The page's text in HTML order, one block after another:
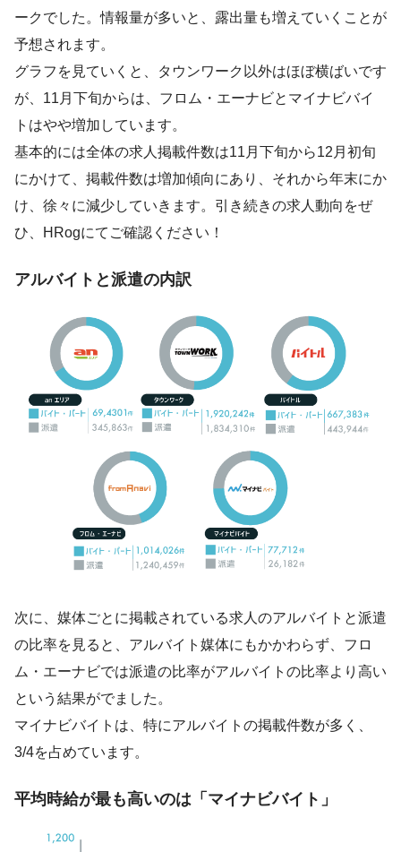
ークでした。情報量が多いと、露出量も増えていくことが
予想されます。
グラフを見ていくと、タウンワーク以外はほぼ横ばいです
が、11月下旬からは、フロム・エーナビとマイナビバイ
トはやや増加しています。
基本的には全体の求人掲載件数は11月下旬から12月初旬
にかけて、掲載件数は増加傾向にあり、それから年末にか
け、徐々に減少していきます。引き続きの求人動向をぜ
ひ、HRogにてご確認ください！
アルバイトと派遣の内訳
次に、媒体ごとに掲載されている求人のアルバイトと派遣
の比率を見ると、アルバイト媒体にもかかわらず、フロ
ム・エーナビでは派遣の比率がアルバイトの比率より高い
という結果がでました。
マイナビバイトは、特にアルバイトの掲載件数が多く、
3/4を占めています。
平均時給が最も高いのは「マイナビバイト」